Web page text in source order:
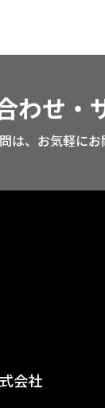
わせ・
は、お気軽にお
会社